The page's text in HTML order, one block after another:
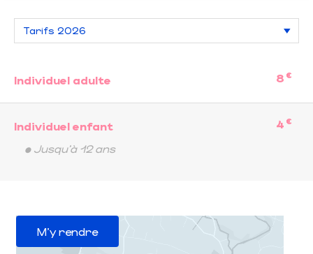
Individuel adulte 8 €
Individuel enfant 4 €
• Jusqu'à 12 ans
M'y rendre